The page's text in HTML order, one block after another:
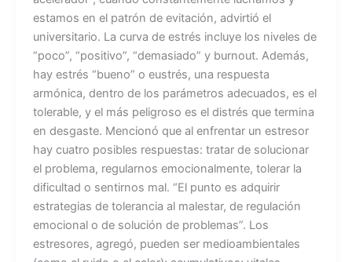
estamos en el patrón de evitación, advirtió el
universitario. La curva de estrés incluye los niveles de
“poco”, “positivo”, “demasiado” y burnout. Además,
hay estrés “bueno” o eustrés, una respuesta
armónica, dentro de los parámetros adecuados, es el
tolerable, y el más peligroso es el distrés que termina
en desgaste. Mencionó que al enfrentar un estresor
hay cuatro posibles respuestas: tratar de solucionar
el problema, regularnos emocionalmente, tolerar la
dificultad o sentirnos mal. “El punto es adquirir
estrategias de tolerancia al malestar, de regulación
emocional o de solución de problemas”. Los
estresores, agregó, pueden ser medioambientales